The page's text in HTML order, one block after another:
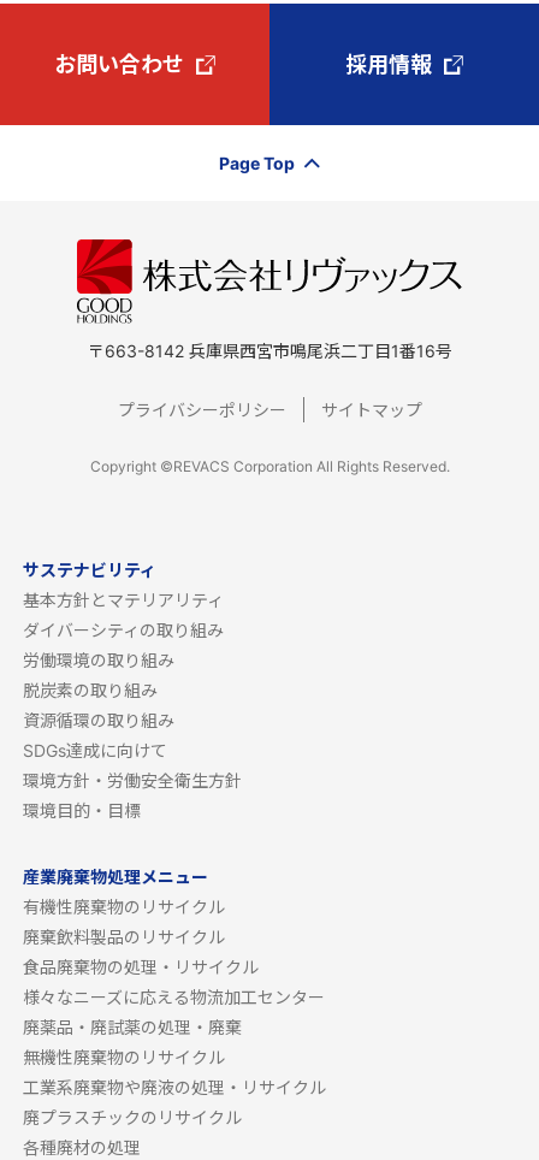
お問い合わせ 採用情報
Page Top
〒663-8142 兵庫県西宮市鳴尾浜二丁目1番16号
プライバシーポリシー サイトマップ
Copyright ©REVACS Corporation All Rights Reserved.
サステナビリティ
基本方針とマテリアリティ
ダイバーシティの取り組み
労働環境の取り組み
脱炭素の取り組み
資源循環の取り組み
SDGs達成に向けて
環境方針・労働安全衛生方針
環境目的・目標
産業廃棄物処理メニュー
有機性廃棄物のリサイクル
廃棄飲料製品のリサイクル
食品廃棄物の処理・リサイクル
様々なニーズに応える物流加工センター
廃薬品・廃試薬の処理・廃棄
無機性廃棄物のリサイクル
工業系廃棄物や廃液の処理・リサイクル
廃プラスチックのリサイクル
各種廃材の処理